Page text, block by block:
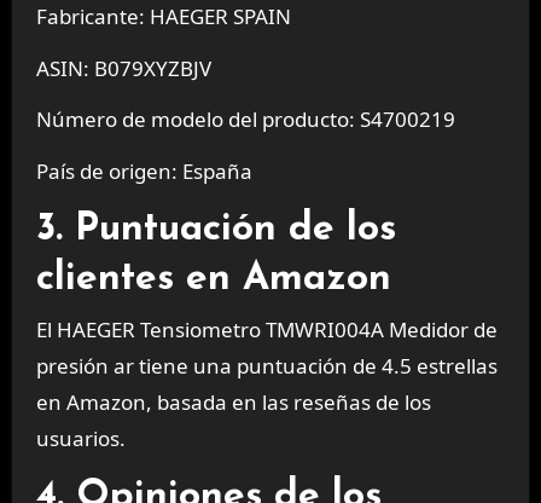
Fabricante: HAEGER SPAIN
ASIN: B079XYZBJV
Número de modelo del producto: S4700219
País de origen: España
3. Puntuación de los
clientes en Amazon
El HAEGER Tensiometro TMWRI004A Medidor de
presión ar tiene una puntuación de 4.5 estrellas
en Amazon, basada en las reseñas de los
usuarios.